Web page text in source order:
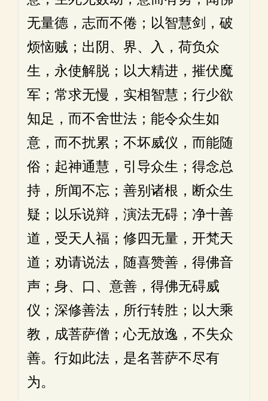
无量德，志而不倦；以智慧剑，破
烦恼贼；出阴、界、入，荷负众
生，永使解脱；以大精进，摧伏魔
军；常求无慢，实相智慧；行少欲
知足，而不舍世法；能令众生如
意，而不扰累；不坏威仪，而能随
俗；起神通慧，引导众生；得念总
持，所闻不忘；善别诸根，断众生
疑；以乐说辩，演法无碍；净十善
道，受天人福；修四无量，开梵天
道；劝请说法，随喜赞善，得佛音
声；身、口、意善，得佛无碍威
仪；深修善法，所行转胜；以大乘
教，成菩萨僧；心无放逸，不失众
善。行如此法，是名菩萨不尽有
为。